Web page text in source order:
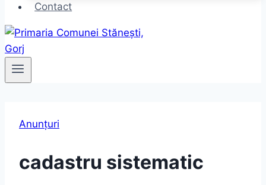
Contact
Anunțuri
cadastru sistematic